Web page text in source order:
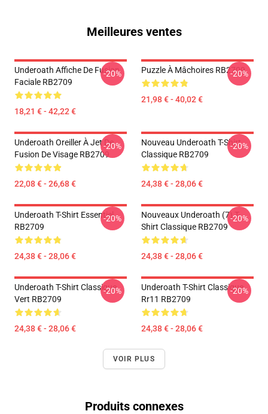
Meilleures ventes
Underoath Affiche De Fusion
Faciale RB2709
18,21 € - 42,22 €
-20% Puzzle À Mâchoires RB2709
21,98 € - 40,02 €
-20%
Underoath Oreiller À Jet De
Fusion De Visage RB2709
22,08 € - 26,68 €
-20%
Nouveau Underoath T-Shirt
Classique RB2709
24,38 € - 28,06 €
-20%
Underoath T-Shirt Essentiel
RB2709
24,38 € - 28,06 €
-20%
Nouveaux Underoath (7) T-
Shirt Classique RB2709
24,38 € - 28,06 €
-20%
Underoath T-Shirt Classique
Vert RB2709
24,38 € - 28,06 €
-20%
Underoath T-Shirt Classique
Rr11 RB2709
24,38 € - 28,06 €
-20%
VOIR PLUS
Produits connexes